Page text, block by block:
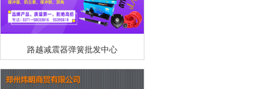
路越减震器弹簧批发中心